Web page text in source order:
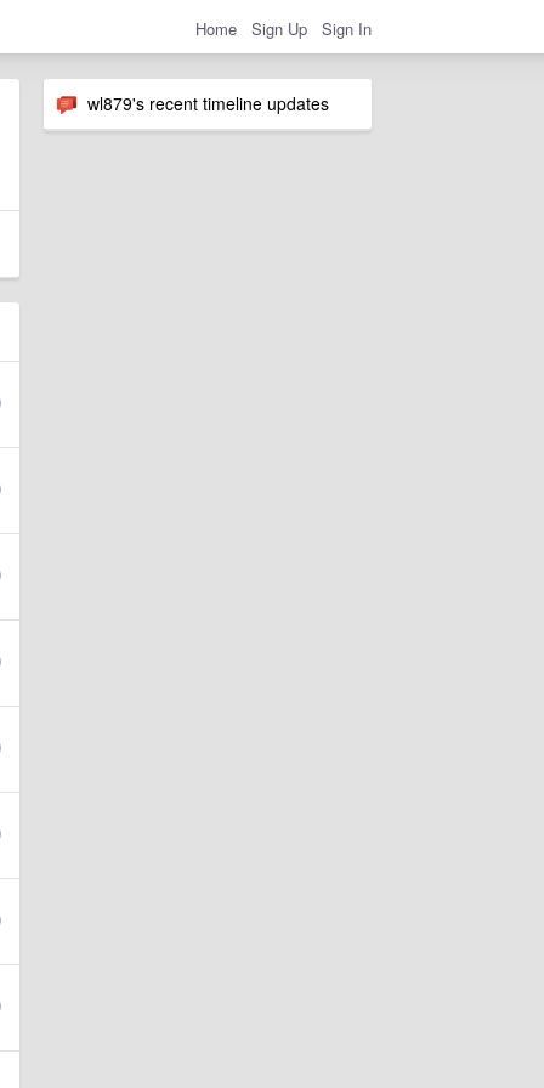
Home Sign Up Sign In
wl879's recent timeline updates